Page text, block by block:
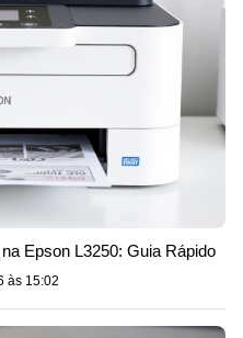
Epson L3250: Guia Rápido
às 15:02